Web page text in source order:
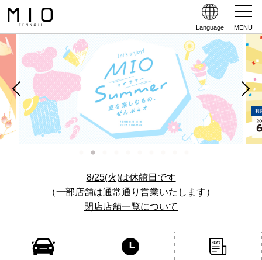
Language MENU
8/25(火)は休館日です
（一部店舗は通常通り営業いたします）
閉店店舗一覧について